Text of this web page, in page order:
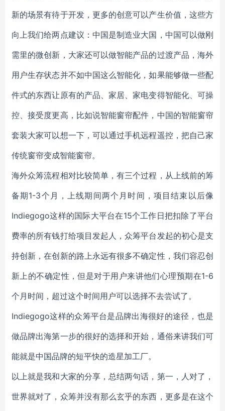
新的场景有待于开发，更多的创意可以产生价值，这些方
向上我们给两点建议：中国是制造业大国，中国可以做刚
需里的微创新，大家还可以做智能产品的过渡产品，海外
用户生存状态并不如中国这么智能化，如果能够做一些配
件式的东西让原有的产品、家居、家电变得智能化、可操
控、接受度更高，比如说智能窗帘配件，中国的智能窗帘
套装大家可以想一下，可以通过手机远程遥控，把自己家
传统窗帘变成智能窗帘。
海外众筹流程相对比较简单，有三个过程，从上线前的筹
备期1-3个月，上线期间两个月时间，项目结束以后像
Indiegogo这样的国际大平台在15个工作日把扣除了平台
费率的所有钱打给项目发起人，众筹平台发起的初心是支
持创新，在创新的路上永远有很多不确定性，我们容忍创
新上的不确定性，但是对于用户来讲他们心理预期在1-6
个月时间，超过这个时间用户可以选择不去尝试了。
Indiegogo这样的众筹平台是品牌出海很好的途径，也是
做品牌出海第一步的很好的选择和开始，通俗来讲我们可
能就是中国品牌的短平快的造星加工厂。
以上就是我和大家的分享，总结两句话，第一，人对了，
世界就对了，众筹并没有那么玄乎的东西，更多是在这个